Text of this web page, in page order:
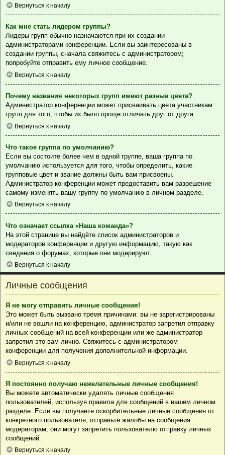
Вернуться к началу
Как мне стать лидером группы?
Лидеры групп обычно назначаются при их создании
администраторами конференции. Если вы заинтересованы в
создании группы, сначала свяжитесь с администратором;
попробуйте отправить ему личное сообщение.
Вернуться к началу
Почему названия некоторых групп имеют разные цвета?
Администратор конференции может присваивать цвета участникам
групп для того, чтобы их было проще отличать друг от друга.
Вернуться к началу
Что такое группа по умолчанию?
Если вы состоите более чем в одной группе, ваша группа по
умолчанию используется для того, чтобы определить, какие
групповые цвет и звание должны быть вам присвоены.
Администратор конференции может предоставить вам разрешение
самому изменять вашу группу по умолчанию в личном разделе.
Вернуться к началу
Что означает ссылка «Наша команда»?
На этой странице вы найдёте список администраторов и
модераторов конференции и другую информацию, такую как
сведения о форумах, которые они модерируют.
Вернуться к началу
Личные сообщения
Я не могу отправить личные сообщения!
Это может быть вызвано тремя причинами: вы не зарегистрированы
и/или не вошли на конференцию, администратор запретил отправку
личных сообщений на всей конференции или же администратор
запретил это вам лично. Свяжитесь с администратором
конференции для получения дополнительной информации.
Вернуться к началу
Я постоянно получаю нежелательные личные сообщения!
Вы можете автоматически удалять личные сообщения
пользователей, используя правила для сообщений в вашем личном
разделе. Если вы получаете оскорбительные личные сообщения от
конкретного пользователя, отправьте жалобы на сообщения
модераторам; они могут запретить пользователю отправку личных
сообщений.
Вернуться к началу